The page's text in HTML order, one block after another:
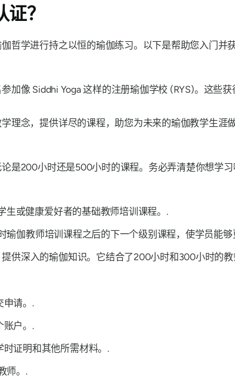
？
哲学进行持之以恒的瑜伽练习。以下是帮助您入门并
加像 Siddhi Yoga 这样的注册瑜伽学校 (RYS)。这些
理念，提供详尽的课程，助您为未来的瑜伽教学生涯
是200小时还是500小时的课程。务必弄清楚你想学
生或健康爱好者的基础教师培训课程。.
瑜伽教师培训课程之后的下一个级别课程，使学员能够
供深入的瑜伽知识。它结合了200小时和300小时的
申请。.
账户。.
证明和其他所需材料。.
师。.